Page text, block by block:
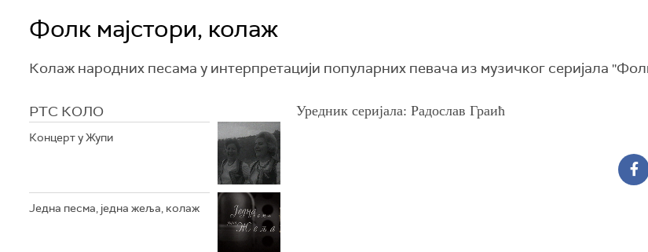
Фолк мајстори, колаж
Колаж народних песама у интерпретацији популарних певача из музичког серијала
РТС КОЛО
Концерт у Жупи
Једна песма, једна жеља, колаж
Уредник серијала: Радослав Граић